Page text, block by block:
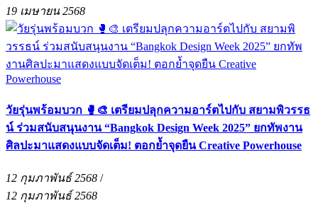
19 เมษายน 2568
วัยรุ่นพร้อมบวก 🥊🎨 เตรียมปลุกความอาร์ตไปกับ สยามพิวรรธ
น์ ร่วมสนับสนุนงาน “Bangkok Design Week 2025” ยกทัพงาน
ศิลปะมาแสดงแบบจัดเต็ม! ตอกย้ำจุดยืน Creative Powerhouse
12 กุมภาพันธ์ 2568 /
12 กุมภาพันธ์ 2568